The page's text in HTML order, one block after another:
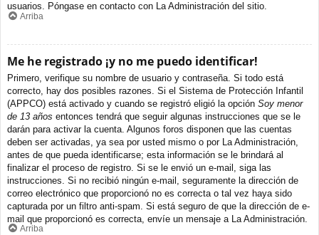
usuarios. Póngase en contacto con La Administración del sitio.
Arriba
Me he registrado ¡y no me puedo identificar!
Primero, verifique su nombre de usuario y contraseña. Si todo está
correcto, hay dos posibles razones. Si el Sistema de Protección Infantil
(APPCO) está activado y cuando se registró eligió la opción Soy menor
de 13 años entonces tendrá que seguir algunas instrucciones que se le
darán para activar la cuenta. Algunos foros disponen que las cuentas
deben ser activadas, ya sea por usted mismo o por La Administración,
antes de que pueda identificarse; esta información se le brindará al
finalizar el proceso de registro. Si se le envió un e-mail, siga las
instrucciones. Si no recibió ningún e-mail, seguramente la dirección de
correo electrónico que proporcionó no es correcta o tal vez haya sido
capturada por un filtro anti-spam. Si está seguro de que la dirección de e-
mail que proporcionó es correcta, envíe un mensaje a La Administración.
Arriba